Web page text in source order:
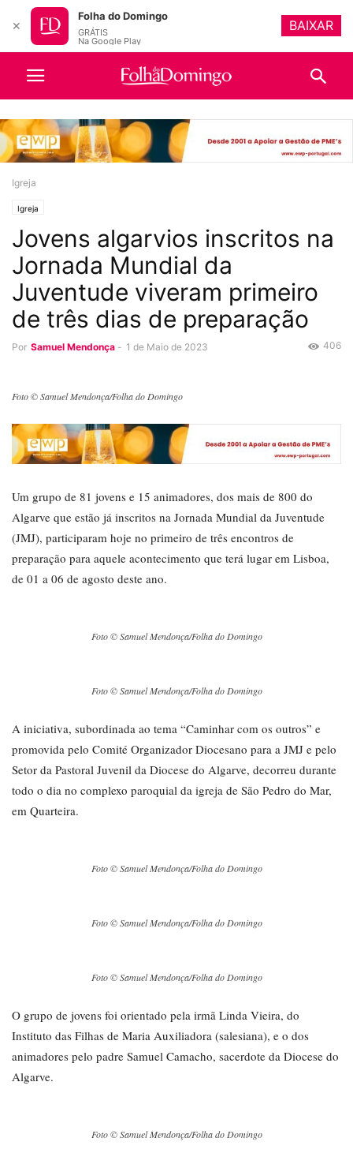
Igreja
Igreja
Jovens algarvios inscritos na
Jornada Mundial da
Juventude viveram primeiro
de três dias de preparação
Por Samuel Mendonça - 1 de Maio de 2023 406
Foto © Samuel Mendonça/Folha do Domingo
Um grupo de 81 jovens e 15 animadores, dos mais de 800 do
Algarve que estão já inscritos na Jornada Mundial da Juventude
(JMJ), participaram hoje no primeiro de três encontros de
preparação para aquele acontecimento que terá lugar em Lisboa,
de 01 a 06 de agosto deste ano.
Foto © Samuel Mendonça/Folha do Domingo
Foto © Samuel Mendonça/Folha do Domingo
A iniciativa, subordinada ao tema “Caminhar com os outros” e
promovida pelo Comité Organizador Diocesano para a JMJ e pelo
Setor da Pastoral Juvenil da Diocese do Algarve, decorreu durante
todo o dia no complexo paroquial da igreja de São Pedro do Mar,
em Quarteira.
Foto © Samuel Mendonça/Folha do Domingo
Foto © Samuel Mendonça/Folha do Domingo
Foto © Samuel Mendonça/Folha do Domingo
O grupo de jovens foi orientado pela irmã Linda Vieira, do
Instituto das Filhas de Maria Auxiliadora (salesiana), e o dos
animadores pelo padre Samuel Camacho, sacerdote da Diocese do
Algarve.
Foto © Samuel Mendonça/Folha do Domingo
✕
Folha do Domingo
GRÁTIS
Na Google Play
BAIXAR